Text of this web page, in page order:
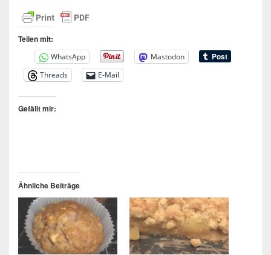
Teilen mit:
WhatsApp
Mastodon
Threads
E-Mail
Gefällt mir:
Ähnliche Beiträge